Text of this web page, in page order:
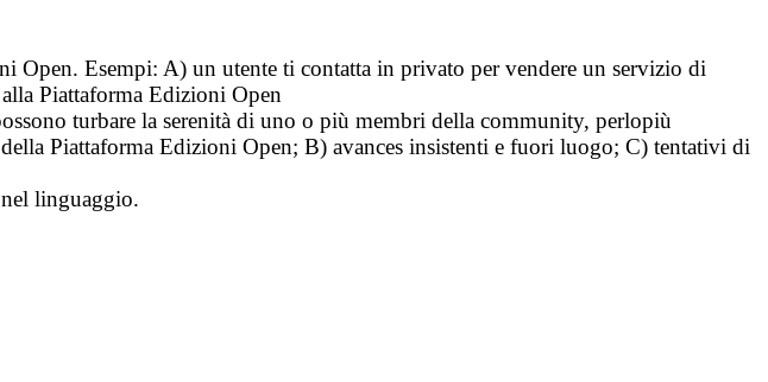
Esempi: A) un utente ti contatta in privato per vendere un servizio di
Piattaforma Edizioni Open
turbare la serenità di uno o più membri della community, perlopiù
Piattaforma Edizioni Open; B) avances insistenti e fuori luogo; C) tentativi di
nel linguaggio.